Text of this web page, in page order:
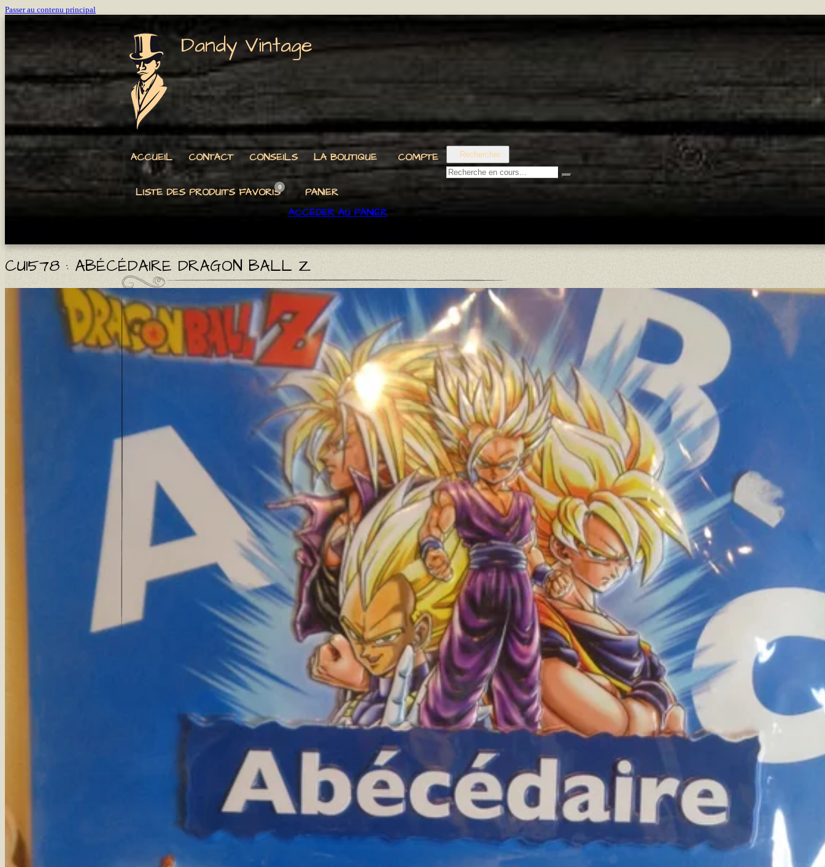
Passer au contenu principal
Dandy Vintage
ACCUEIL CONTACT CONSEILS LA BOUTIQUE COMPTE Rechercher
0
LISTE DES PRODUITS FAVORIS
PANIER
ACCÉDER AU PANIER
CU1578 : ABÉCÉDAIRE DRAGON BALL Z